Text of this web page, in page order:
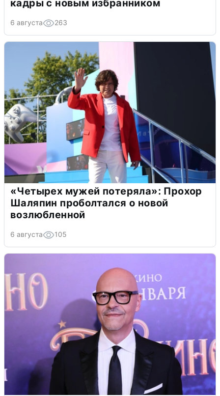
кадры с новым избранником
6 августа 263
«Четырех мужей потеряла»: Прохор
Шаляпин проболтался о новой
возлюбленной
6 августа 105